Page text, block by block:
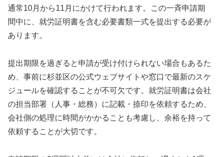
通常10月から11月にかけて行われます。この一斉申請期
間中に、就労証明書を含む必要書類一式を提出する必要が
あります。
提出期限を過ぎると申請が受け付けられない場合もあるた
め、事前に杉並区の公式ウェブサイトや窓口で最新のスケ
ジュールを確認することが不可欠です。就労証明書は会社
の担当部署（人事・総務）に記載・捺印を依頼するため、
会社側の処理に時間がかかることも考慮し、余裕を持って
依頼することが大切です。